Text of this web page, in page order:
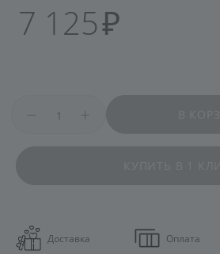
7 125
Доставка Оплата